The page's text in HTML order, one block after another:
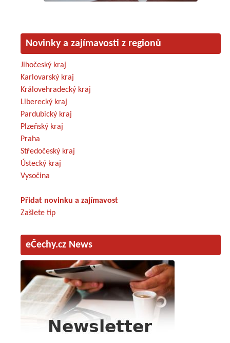
Novinky a zajímavosti z regionů
Jihočeský kraj
Karlovarský kraj
Královehradecký kraj
Liberecký kraj
Pardubický kraj
Plzeňský kraj
Praha
Středočeský kraj
Ústecký kraj
Vysočina
Přidat novinku a zajímavost
Zašlete tip
eČechy.cz News